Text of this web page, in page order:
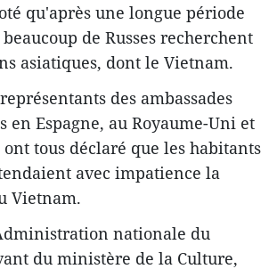
qu'après une longue période
de Russes recherchent
asiatiques, dont le Vietnam.
des ambassades
en Espagne, au Royaume-Uni et
tous déclaré que les habitants
avec impatience la
Vietnam.
nationale du
du ministère de la Culture,